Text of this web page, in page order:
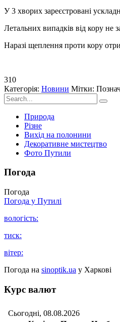
У 3 хворих зареєстровані
Летальних випадків від кору не
Наразі щеплення проти кору
310
Категорія: Новини Мітки:
Природа
Різне
Вихід на полонини
Декоративне мистецтво
Фото Путили
Погода
Погода
Погода у Путилі
вологість:
тиск:
вітер:
Погода на sinoptik.ua у Харкові
Курс валют